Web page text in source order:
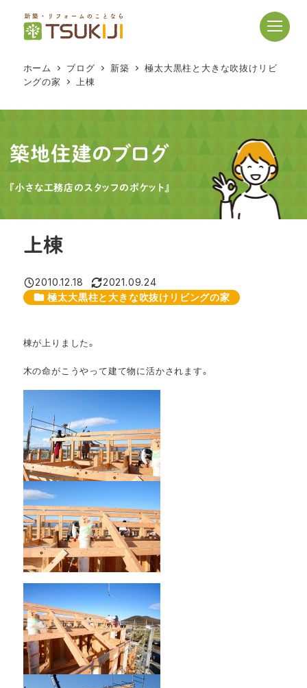
へ
動
ホーム ブログ 新築
極太大黒柱と大きな吹抜けリビ
ングの家
上棟
築地住建のブログ
『小さな工務店のスタッフのポケット』
上棟
投稿日
2010.12.18
更新日
2021.09.24
カテゴリー
極太大黒柱と大きな吹抜けリビングの家
棟が上りました。
木の命がこうやって建て物に活かされます。